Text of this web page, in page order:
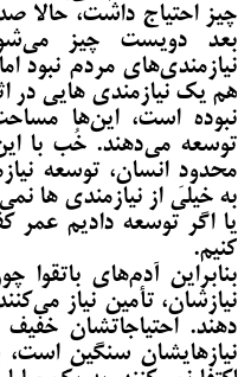
چیز احتیاج داشت،
بعد دویست چیز
نیازمندی‌های مردم نبود
هم یک نیازمندی هایی در
نبوده است، این‌ها
توسعه می‌­دهند. خُب با
محدودِ انسان، توسعه
به خیلی از نیازمندی ها
یا اگر توسعه دادیم عمر
کنیم.
بنابراین آدم‌های باتقوا
نیازشان، تأمین نیاز
دهند. احتیاجاتشان
نیازهایشان سنگین است،